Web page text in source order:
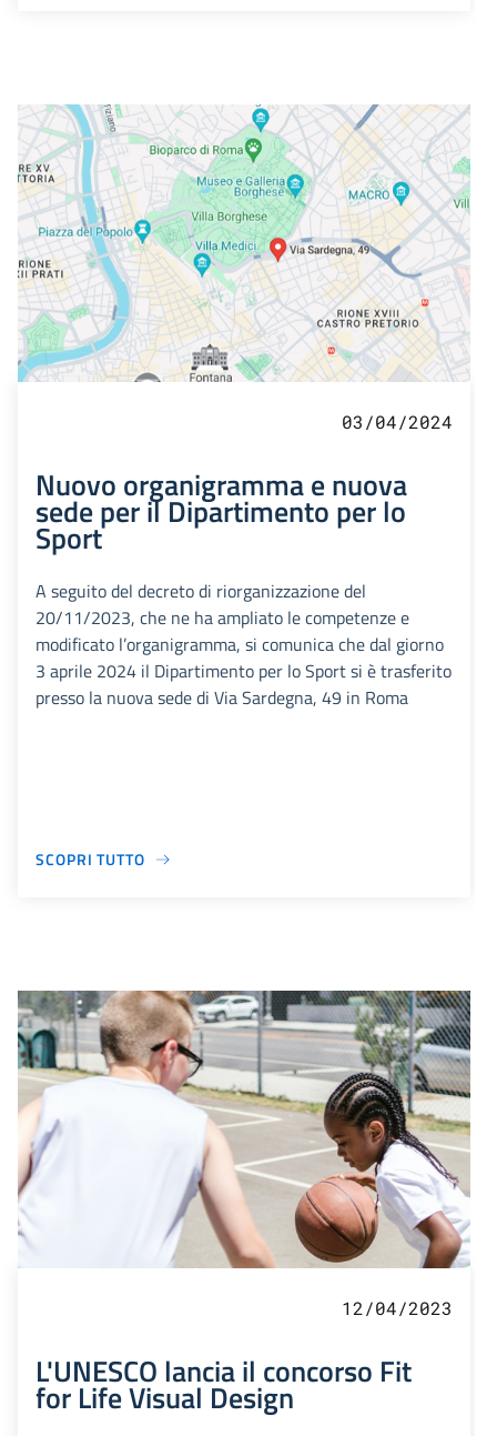
03/04/2024
Nuovo organigramma e nuova
sede per il Dipartimento per lo
Sport
A seguito del decreto di riorganizzazione del
20/11/2023, che ne ha ampliato le competenze e
modificato l’organigramma, si comunica che dal giorno
3 aprile 2024 il Dipartimento per lo Sport si è trasferito
presso la nuova sede di Via Sardegna, 49 in Roma
SCOPRI TUTTO
12/04/2023
L'UNESCO lancia il concorso Fit
for Life Visual Design